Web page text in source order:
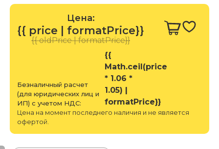
Цена:
{{ price | formatPrice}}
{{ oldPrice | formatPrice}}
Безналичный расчет
(для юридических лиц и
ИП) с учетом НДС:
{{
Math.ceil(price
* 1.06 *
1.05) |
formatPrice}}
Цена на момент последнего наличия и не является
офертой.